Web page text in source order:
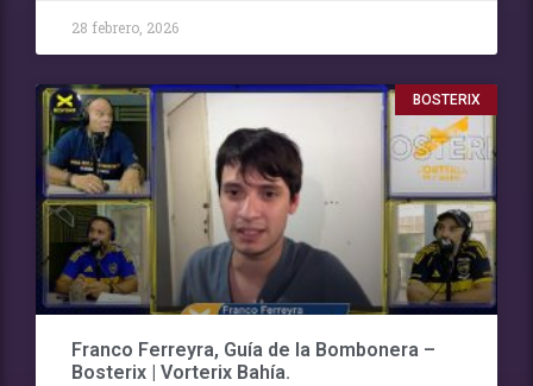
28 febrero, 2026
BOSTERIX
Franco Ferreyra, Guía de la Bombonera –
Bosterix | Vorterix Bahía.